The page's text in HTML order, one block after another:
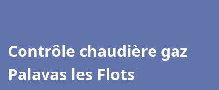
Contrôle chaudière gaz
Palavas les Flots